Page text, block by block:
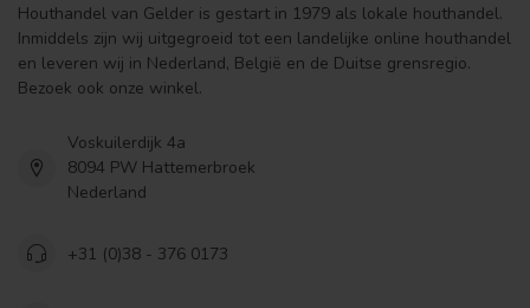
Houthandel van Gelder is gestart in 1979 als lokale houthandel.
Inmiddels zijn wij uitgegroeid tot een landelijke online houthandel
en leveren wij in Nederland, België en de Duitse grensregio.
Bezoek ook onze winkel.
Voskuilerdijk 4a
8094 PW Hattemerbroek
Nederland
+31 (0)38 - 376 0173